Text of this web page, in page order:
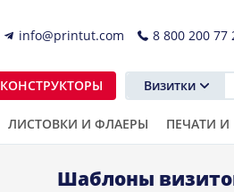
info@printut.com 8 800 200 77
КОНСТРУКТОРЫ Визитки
ЛИСТОВКИ И ФЛАЕРЫ ПЕЧАТИ
Шаблоны